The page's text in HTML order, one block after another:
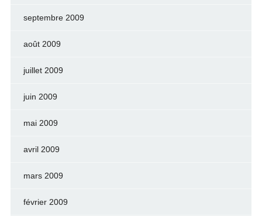
septembre 2009
août 2009
juillet 2009
juin 2009
mai 2009
avril 2009
mars 2009
février 2009